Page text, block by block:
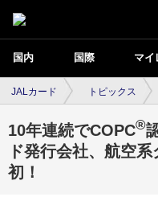
国内 国際 マイ
JALカード トピックス
10年連続でCOPC®
ド発行会社、航空
初！